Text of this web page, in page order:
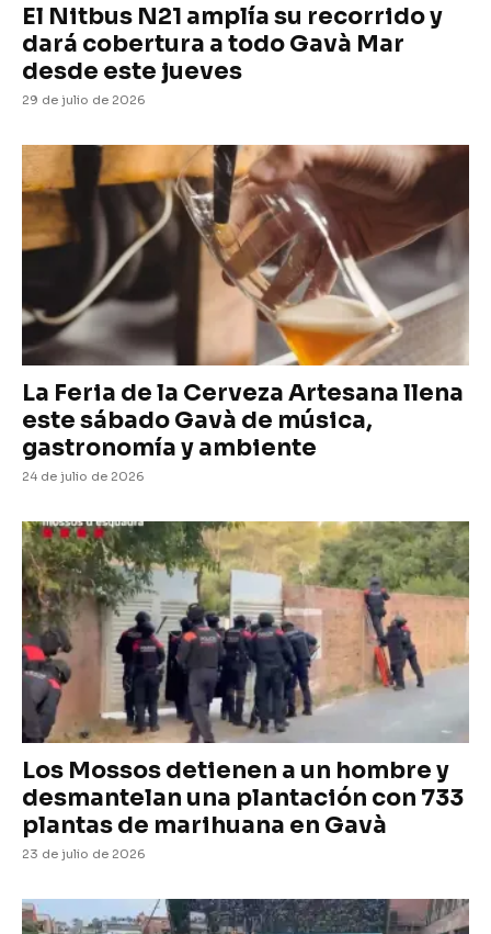
El Nitbus N21 amplía su recorrido y
dará cobertura a todo Gavà Mar
desde este jueves
29 de julio de 2026
La Feria de la Cerveza Artesana llena
este sábado Gavà de música,
gastronomía y ambiente
24 de julio de 2026
Los Mossos detienen a un hombre y
desmantelan una plantación con 733
plantas de marihuana en Gavà
23 de julio de 2026